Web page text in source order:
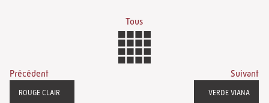
Précédent
ROUGE CLAIR
Suivant
VERDE VIANA
Tous